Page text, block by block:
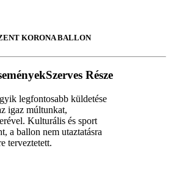
KORONA BALLON
Szerves Része
legfontosabb küldetése
igaz múltunkat,
Kulturális és sport
a ballon nem utaztatásra
terveztetett.